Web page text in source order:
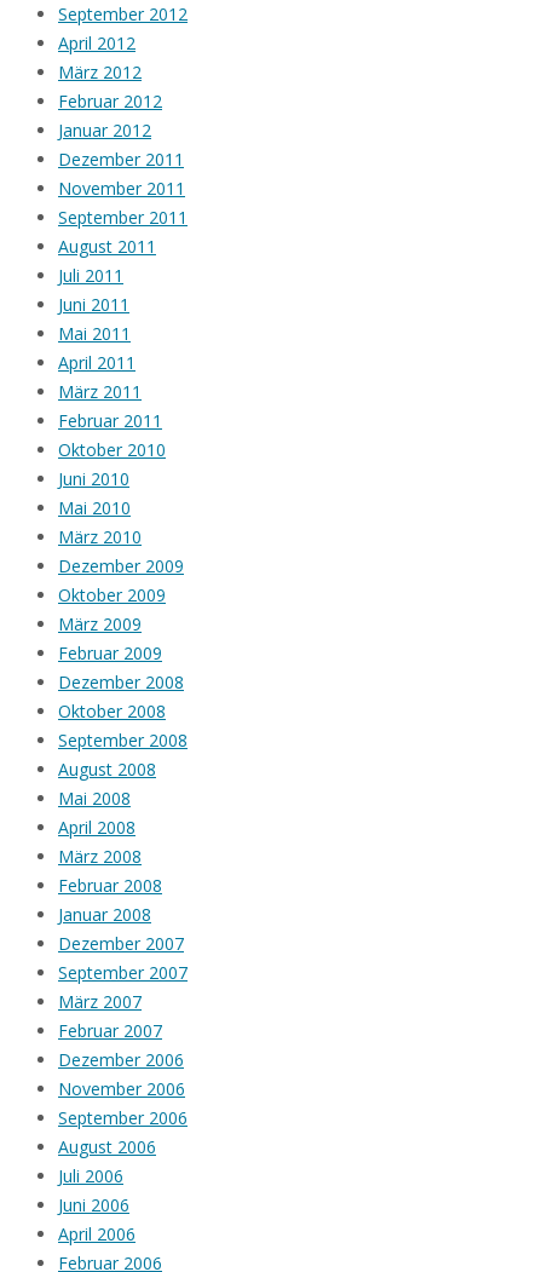
September 2012
April 2012
März 2012
Februar 2012
Januar 2012
Dezember 2011
November 2011
September 2011
August 2011
Juli 2011
Juni 2011
Mai 2011
April 2011
März 2011
Februar 2011
Oktober 2010
Juni 2010
Mai 2010
März 2010
Dezember 2009
Oktober 2009
März 2009
Februar 2009
Dezember 2008
Oktober 2008
September 2008
August 2008
Mai 2008
April 2008
März 2008
Februar 2008
Januar 2008
Dezember 2007
September 2007
März 2007
Februar 2007
Dezember 2006
November 2006
September 2006
August 2006
Juli 2006
Juni 2006
April 2006
Februar 2006